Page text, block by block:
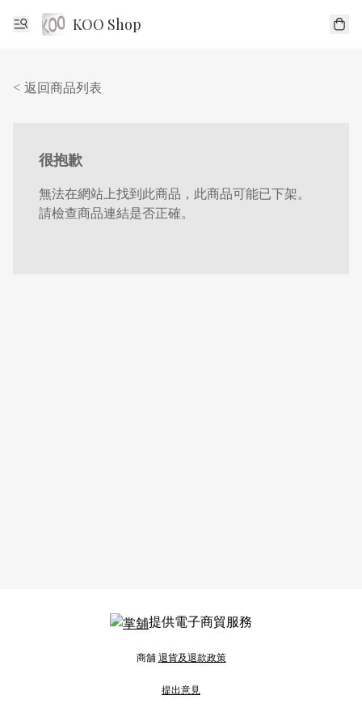
KOO Shop
< 返回商品列表
很抱歉
無法在網站上找到此商品，此商品可能已下架。
請檢查商品連結是否正確。
提供電子商貿服務
商舖退貨及退款政策
提出意見